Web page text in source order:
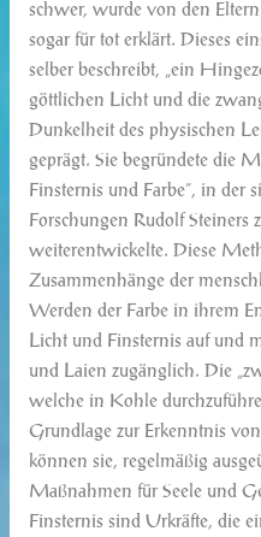
schwer, wurde von den
sogar für tot erklärt. Dieses
selber beschreibt, „ein
göttlichen Licht und die
Dunkelheit des physischen
geprägt. Sie begründete die
Finsternis und Farbe“, in der
Forschungen Rudolf Steiners
weiterentwickelte. Diese
Zusammenhänge der
Werden der Farbe in ihrem
Licht und Finsternis auf und
und Laien zugänglich. Die
welche in Kohle
Grundlage zur Erkenntnis
können sie, regelmäßig
Maßnahmen für Seele und
Finsternis sind Urkräfte, die